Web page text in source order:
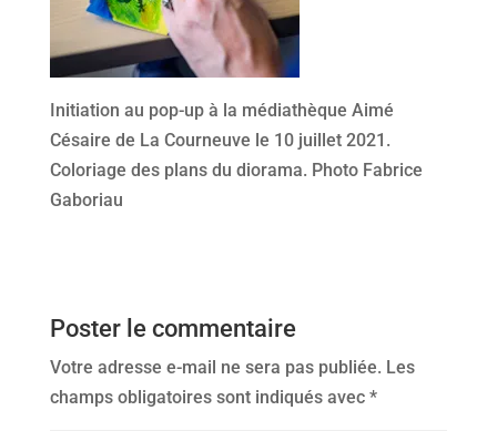
Initiation au pop-up à la médiathèque Aimé
Césaire de La Courneuve le 10 juillet 2021.
Coloriage des plans du diorama. Photo Fabrice
Gaboriau
Poster le commentaire
Votre adresse e-mail ne sera pas publiée. Les
champs obligatoires sont indiqués avec *